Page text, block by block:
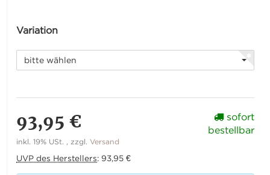
Variation
bitte wählen
93,95 €
inkl. 19% USt. , zzgl.Versand
UVP des Herstellers: 93,95 €
sofort
bestellbar